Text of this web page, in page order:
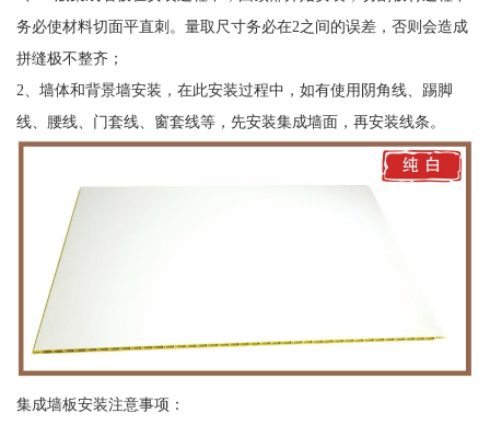
务必使材料切面平直刺。量取尺寸务必在2之间的误差，否则会造成
拼缝极不整齐；
2、墙体和背景墙安装，在此安装过程中，如有使用阴角线、踢脚
线、腰线、门套线、窗套线等，先安装集成墙面，再安装线条。
集成墙板安装注意事项：